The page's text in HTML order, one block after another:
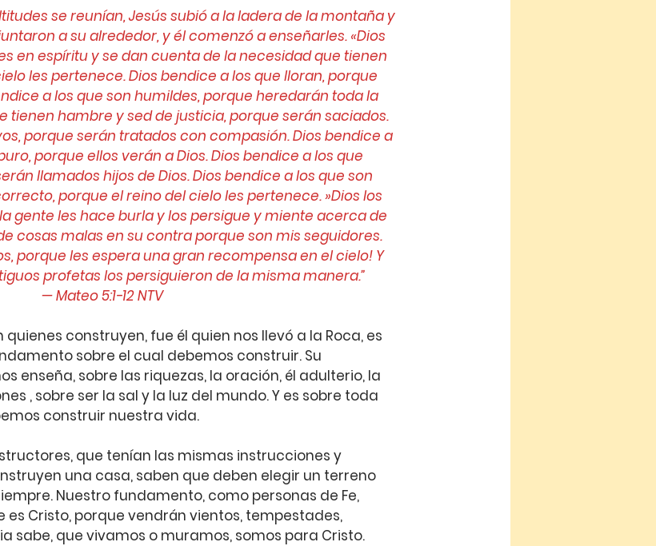
se reunían, Jesús subió a la ladera de la montaña y
a su alrededor, y él comenzó a enseñarles. «Dios
en espíritu y se dan cuenta de la necesidad que tienen
les pertenece. Dios bendice a los que lloran, porque
a los que son humildes, porque heredarán toda la
tienen hambre y sed de justicia, porque serán saciados.
porque serán tratados con compasión. Dios bendice a
porque ellos verán a Dios. Dios bendice a los que
llamados hijos de Dios. Dios bendice a los que son
porque el reino del cielo les pertenece. »Dios los
gente les hace burla y los persigue y miente acerca de
cosas malas en su contra porque son mis seguidores.
porque les espera una gran recompensa en el cielo! Y
profetas los persiguieron de la misma manera.”
— ‭‭Mateo‬ ‭5:1-12‬ ‭NTV
construyen, fue él quien nos llevó a la Roca, es
sobre el cual debemos construir. Su
enseña, sobre las riquezas, la oración, él adulterio, la
, sobre ser la sal y la luz del mundo. Y es sobre toda
construir nuestra vida.
que tenían las mismas instrucciones y
una casa, saben que deben elegir un terreno
Nuestro fundamento, como personas de Fe,
es Cristo, porque vendrán vientos, tempestades,
sabe, que vivamos o muramos, somos para Cristo.